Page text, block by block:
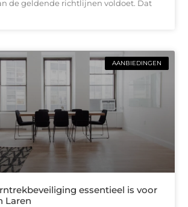
de geldende richtlijnen voldoet. Dat
AANBIEDINGEN
essentieel is voor
Laren